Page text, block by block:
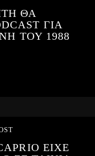
ΘΑ
ΓΙΑ
ΤΟΥ 1988
ΕΙΧΕ